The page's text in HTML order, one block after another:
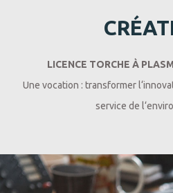
LICENCE TORCHE À
Une vocation : transformer
service de